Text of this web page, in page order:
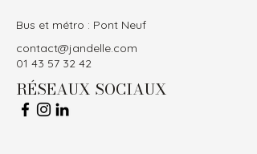
Bus et métro : Pont Neuf
contact@jandelle.com
01 43 57 32 42
RÉSEAUX SOCIAUX